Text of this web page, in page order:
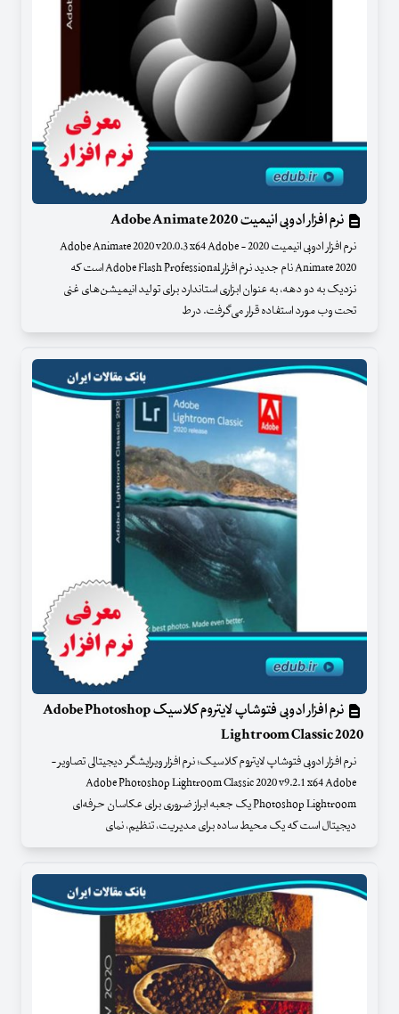
نرم افزار ادوبی انیمیت Adobe Animate 2020
نرم افزار ادوبی انیمیت 2020 - Adobe Animate 2020 v20.0.3 x64 Adobe
Animate 2020 نام جدید نرم افزار Adobe Flash Professional است که
نزدیک به دو دهه، به عنوان ابزاری استاندارد برای تولید انیمیشن‌های غنی
تحت وب مورد استفاده قرار می‌گرفت. در ط
نرم افزار ادوبی فتوشاپ لایتروم کلاسیک Adobe Photoshop
Lightroom Classic 2020
نرم افزار ادوبی فتوشاپ لایتروم کلاسیک؛ نرم افزار ویرایشگر دیجیتالی تصاویر -
Adobe Photoshop Lightroom Classic 2020 v9.2.1 x64 Adobe
Photoshop Lightroom یک جعبه ابراز ضروری برای عکاسان حرفه‌ای
دیجیتال است که یک محیط ساده برای مدیریت، تنظیم، نمای